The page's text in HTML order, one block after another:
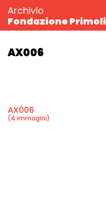
Archivio
Fondazione Primoli
AX006
AX006
(4 immagini)